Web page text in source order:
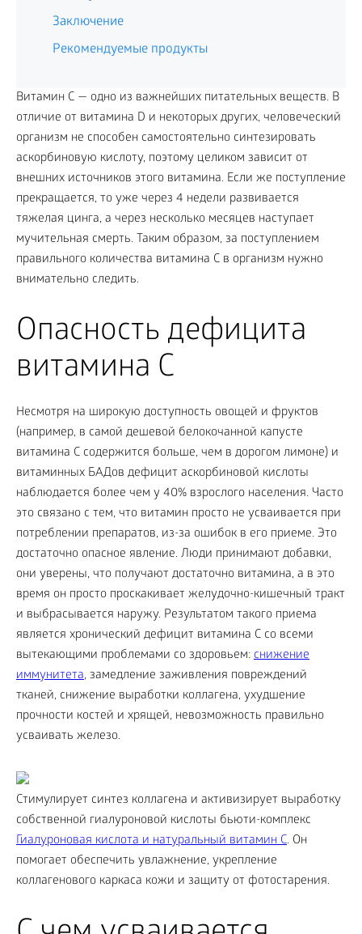
Заключение
Рекомендуемые продукты
Витамин С — одно из важнейших питательных веществ. В
отличие от витамина D и некоторых других, человеческий
организм не способен самостоятельно синтезировать
аскорбиновую кислоту, поэтому целиком зависит от
внешних источников этого витамина. Если же поступление
прекращается, то уже через 4 недели развивается
тяжелая цинга, а через несколько месяцев наступает
мучительная смерть. Таким образом, за поступлением
правильного количества витамина С в организм нужно
внимательно следить.
Опасность дефицита
витамина С
Несмотря на широкую доступность овощей и фруктов
(например, в самой дешевой белокочанной капусте
витамина С содержится больше, чем в дорогом лимоне) и
витаминных БАДов дефицит аскорбиновой кислоты
наблюдается более чем у 40% взрослого населения. Часто
это связано с тем, что витамин просто не усваивается при
потреблении препаратов, из-за ошибок в его приеме. Это
достаточно опасное явление. Люди принимают добавки,
они уверены, что получают достаточно витамина, а в это
время он просто проскакивает желудочно-кишечный тракт
и выбрасывается наружу. Результатом такого приема
является хронический дефицит витамина С со всеми
вытекающими проблемами со здоровьем: снижение
иммунитета, замедление заживления повреждений
тканей, снижение выработки коллагена, ухудшение
прочности костей и хрящей, невозможность правильно
усваивать железо.
Стимулирует синтез коллагена и активизирует выработку
собственной гиалуроновой кислоты бьюти-комплекс
Гиалуроновая кислота и натуральный витамин С. Он
помогает обеспечить увлажнение, укрепление
коллагенового каркаса кожи и защиту от фотостарения.